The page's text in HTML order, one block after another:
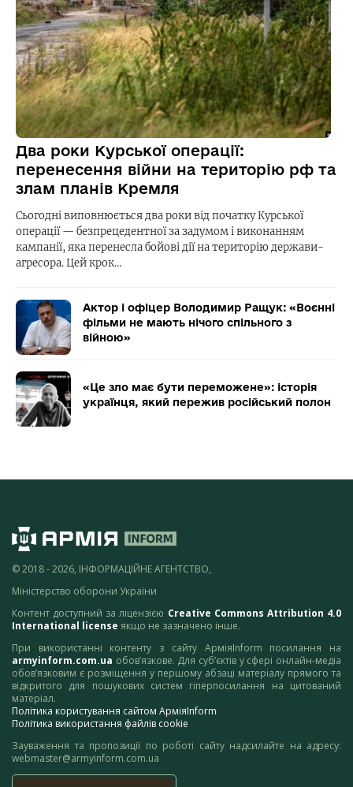
Два роки Курської операції:
перенесення війни на територію рф та
злам планів Кремля
Сьогодні виповнюється два роки від початку Курської
операції — безпрецедентної за задумом і виконанням
кампанії, яка перенесла бойові дії на територію держави-
агресора. Цей крок…
Актор і офіцер Володимир Ращук: «Воєнні
фільми не мають нічого спільного з
війною»
«Це зло має бути переможене»: історія
українця, який пережив російський полон
© 2018 - 2026, ІНФОРМАЦІЙНЕ АГЕНТСТВО,
Міністерство оборони України
Контент доступний за ліцензією Creative Commons Attribution 4.0
International license якщо не зазначено інше.
При використанні контенту з сайту АрміяInform посилання на
armyinform.com.ua обов’язкове. Для суб’єктів у сфері онлайн-медіа
обов’язковим є розміщення у першому абзаці матеріалу прямого та
відкритого для пошукових систем гіперпосилання на цитований
матеріал.
Політика користування сайтом АрміяInform
Політика використання файлів cookie
Зауваження та пропозиції по роботі сайту надсилайте на адресу:
webmaster@armyinform.com.ua